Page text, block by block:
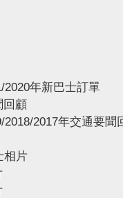
2020年新巴士訂單
回顧
2018/2017年交通要聞
相片